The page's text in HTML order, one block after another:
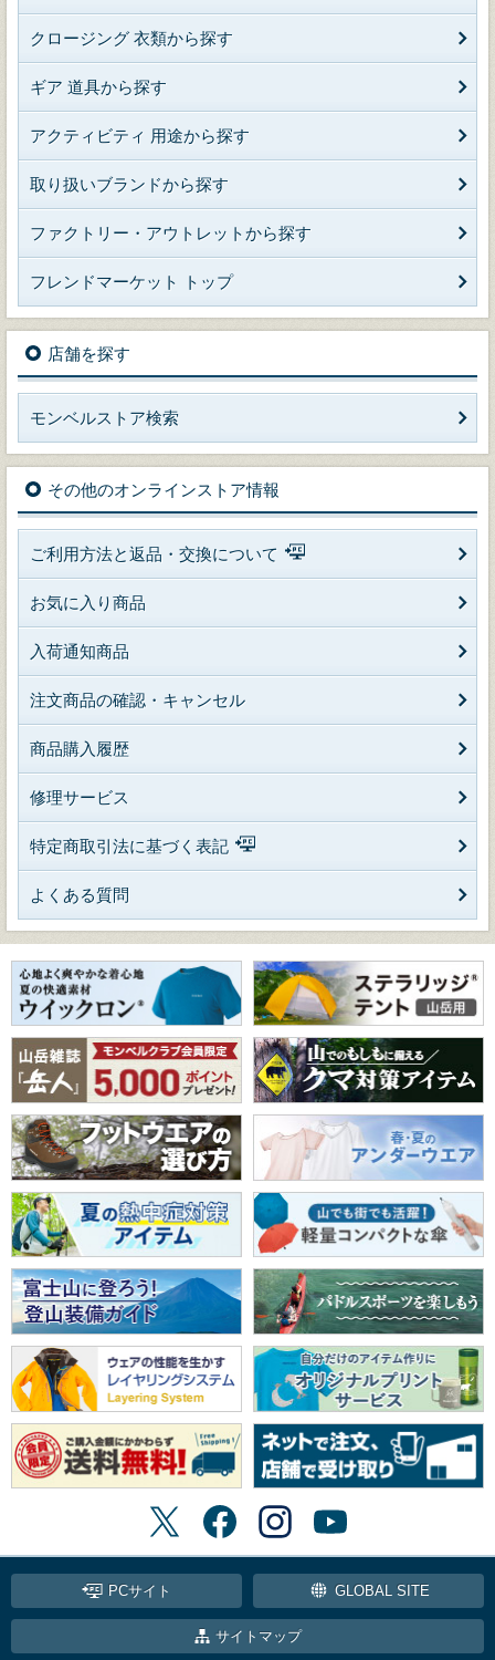
クロージング 衣類から探す
ギア 道具から探す
アクティビティ 用途から探す
取り扱いブランドから探す
ファクトリー・アウトレットから探す
フレンドマーケット トップ
店舗を探す
モンベルストア検索
その他のオンラインストア情報
ご利用方法と返品・交換について
お気に入り商品
入荷通知商品
注文商品の確認・キャンセル
商品購入履歴
修理サービス
特定商取引法に基づく表記
よくある質問
PCサイト GLOBAL SITE
サイトマップ